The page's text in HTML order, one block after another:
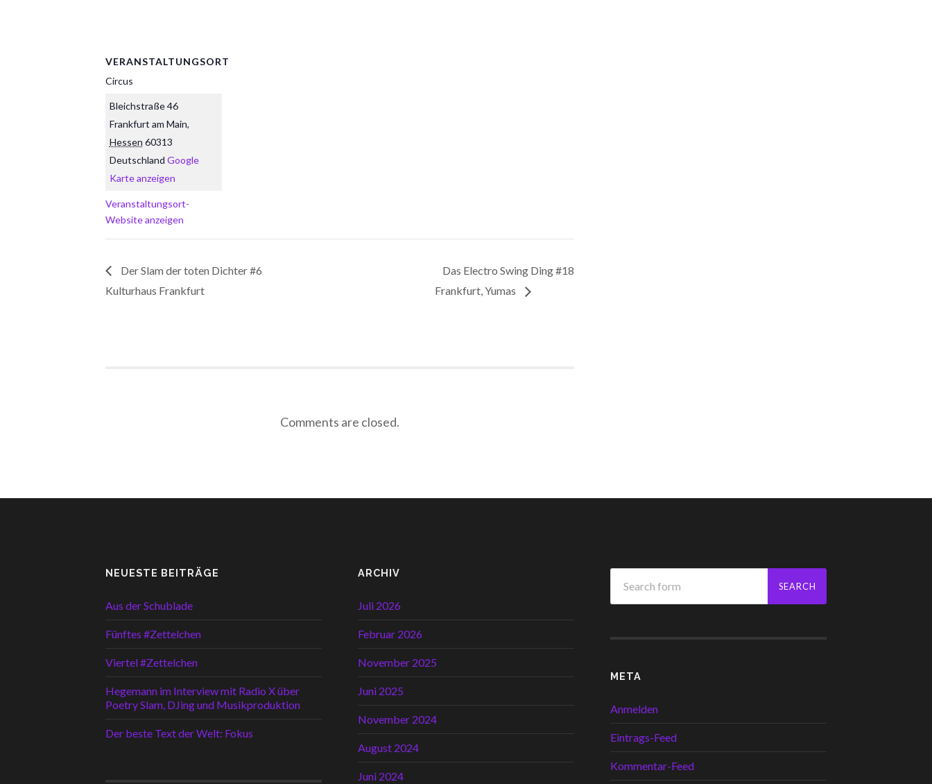
VERANSTALTUNGSORT
Circus
Bleichstraße 46
Frankfurt am Main,
Hessen 60313
Deutschland Google
Karte anzeigen
Veranstaltungsort-
Website anzeigen
Der Slam der toten Dichter #6
Kulturhaus Frankfurt
Das Electro Swing Ding #18
Frankfurt, Yumas
Comments are closed.
NEUESTE BEITRÄGE
Aus der Schublade
Fünftes #Zettelchen
Viertel #Zettelchen
Hegemann im Interview mit Radio X über
Poetry Slam, DJing und Musikproduktion
Der beste Text der Welt: Fokus
ARCHIV
Juli 2026
Februar 2026
November 2025
Juni 2025
November 2024
August 2024
Juni 2024
META
Anmelden
Eintrags-Feed
Kommentar-Feed